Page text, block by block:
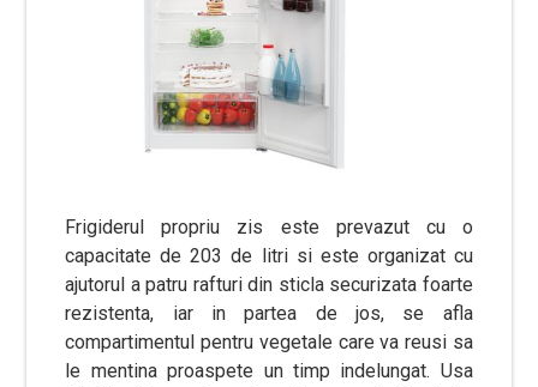
Frigiderul propriu zis este prevazut cu o
capacitate de 203 de litri si este organizat cu
ajutorul a patru rafturi din sticla securizata foarte
rezistenta, iar in partea de jos, se afla
compartimentul pentru vegetale care va reusi sa
le mentina proaspete un timp indelungat. Usa